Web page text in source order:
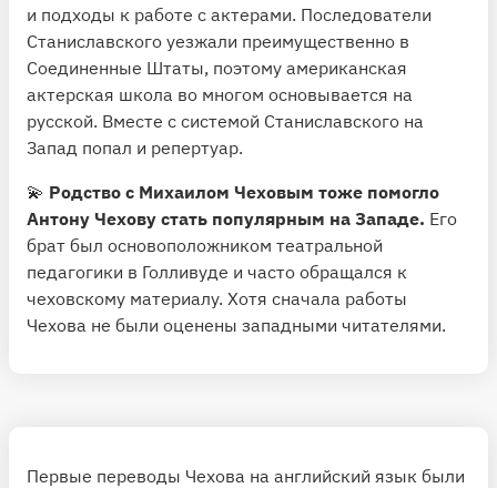
и подходы к работе с актерами. Последователи
Станиславского уезжали преимущественно в
Соединенные Штаты, поэтому американская
актерская школа во многом основывается на
русской. Вместе с системой Станиславского на
Запад попал и репертуар.
💫 Родство с Михаилом Чеховым тоже помогло
Антону Чехову стать популярным на Западе. Его
брат был основоположником театральной
педагогики в Голливуде и часто обращался к
чеховскому материалу. Хотя сначала работы
Чехова не были оценены западными читателями.
Первые переводы Чехова на английский язык были